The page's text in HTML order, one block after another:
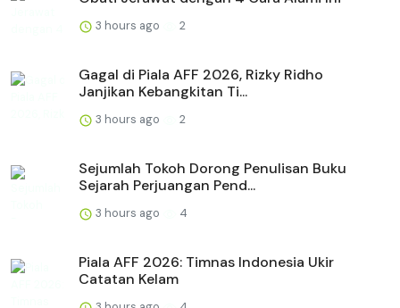
3 hours ago 2
Gagal di Piala AFF 2026, Rizky Ridho
Janjikan Kebangkitan Ti...
3 hours ago 2
Sejumlah Tokoh Dorong Penulisan Buku
Sejarah Perjuangan Pend...
3 hours ago 4
Piala AFF 2026: Timnas Indonesia Ukir
Catatan Kelam